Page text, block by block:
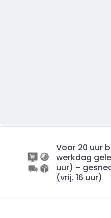
Voor 20 uur
werkdag
uur) –
(vrij. 16 uur)